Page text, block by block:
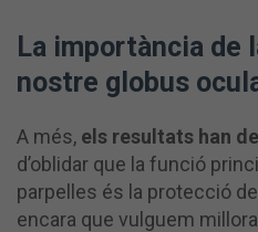
La importància de
nostre globus
A més, els resultats han
d’oblidar que la funció
parpelles és la protecció
encara que vulguem